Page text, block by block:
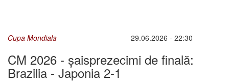
Cupa Mondiala 29.06.2026 - 22:30
CM 2026 - șaisprezecimi de finală:
Brazilia - Japonia 2-1